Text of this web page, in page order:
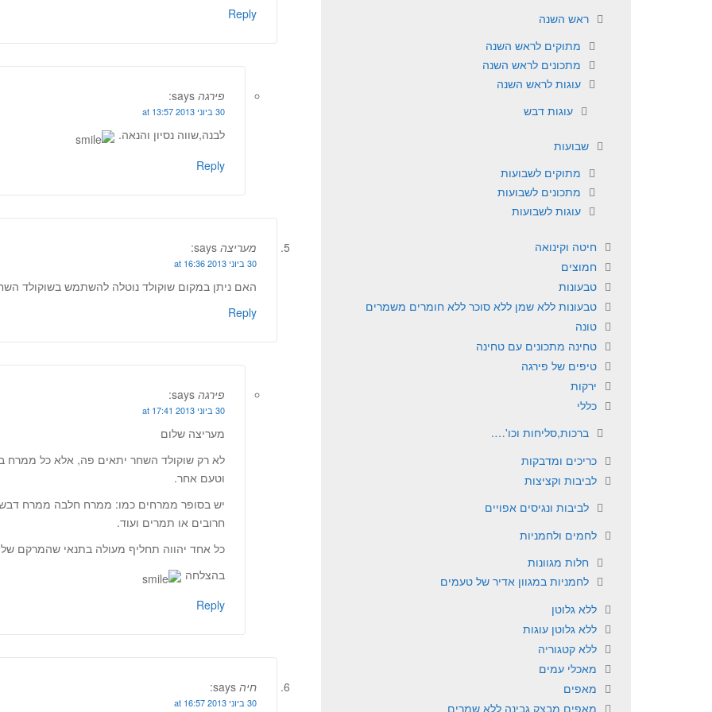
Reply
פירגה says:
30 ביוני 2013 at 13:57
לבנה,שווה נסיון והנאה.
Reply
מעריצה says:
30 ביוני 2013 at 16:36
האם ניתן במקום שוקולד נוטלה להשתמש בשוקולד
Reply
פירגה says:
30 ביוני 2013 at 17:41
מעריצה שלום
לא רק שוקולד השחר יתאים פה, אלא כל ממרח
וטעם אחר.
יש בסופר ממרחים כמו: ממרח חלבה ממרח
חרובים או תמרים ועוד.
כל אחד יהווה תחליף מעולה בתנאי שהמרקם
בהצלחה
Reply
חיה says:
30 ביוני 2013 at 16:57
ראש השנה
מתוקים לראש השנה
מתכונים לראש השנה
עוגות לראש השנה
עוגות דבש
שבועות
מתוקים לשבועות
מתכונים לשבועות
עוגות לשבועות
חיטה וקינואה
חמוצים
טבעונות
טבעונות ללא שמן ללא סוכר ללא חומרים משמרים
טונה
טחינה מתכונים עם טחינה
טיפים של פירגה
ירקות
כללי
ברכות,סליחות וכו'….
כריכים ומדבקות
לביבות וקציצות
לביבות ונגיסים אפויים
לחמים ולחמניות
חלות מגוונות
לחמניות במגוון אדיר של טעמים
ללא גלוטן
ללא גלוטן עוגות
ללא קטגוריה
מאכלי עמים
מאפים
מאפים מבצק גבינה ללא שמרים